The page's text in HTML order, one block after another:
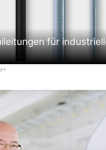
für